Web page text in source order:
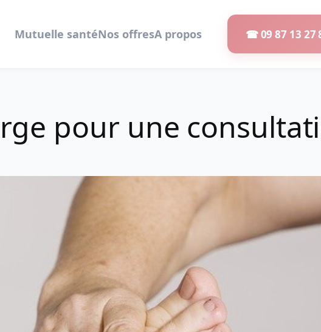
Mutuelle santéNos offresA propos ☎ 09 87 13 27
pour une